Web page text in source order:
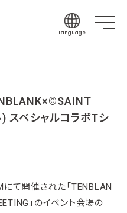
Language
Korean
Chinese
Spanish
スペシャルコラボTシ
て開催された「TENBLAN
」のイベント会場の